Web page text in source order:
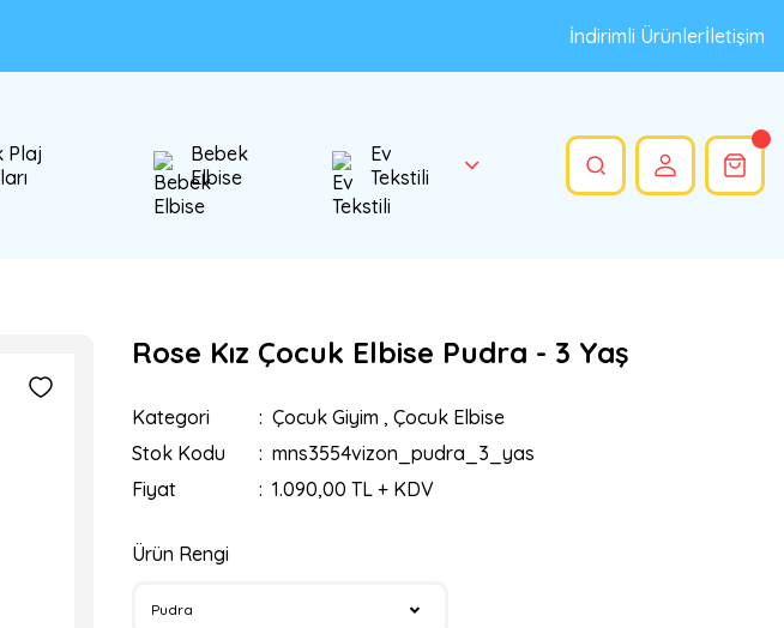
İndirimli Ürünlerİletişim
Plaj
Bebek
Elbise
Ev
Tekstili
Rose Kız Çocuk Elbise Pudra - 3 Yaş
Kategori Çocuk Giyim , Çocuk Elbise
Stok Kodu
mns3554vizon_pudra_3_yas
Fiyat
1.090,00 TL + KDV
Ürün Rengi